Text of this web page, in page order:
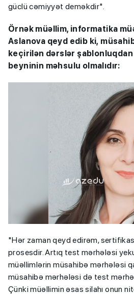
güclü cəmiyyət deməkdir".
Örnək müəllim, informatika
Aslanova qeyd edib ki,
keçirilən dərslər şablonluqdan
beyninin məhsulu olmalıdır:
"Hər zaman qeyd edirəm,
prosesdir. Artıq test mərhələsi
müəllimlərin müsahibə mərhələsi
müsahibə mərhələsi də test
Çünki müəllimin əsas silahı onun